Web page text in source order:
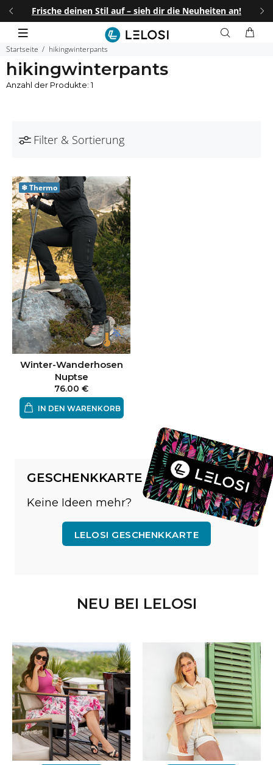
Frische deinen Stil auf – sieh dir die Neuheiten an!
Startseite hikingwinterpants
hikingwinterpants
Anzahl der Produkte: 1
Filter & Sortierung
❄Thermo
Winter-Wanderhosen
Nuptse
76.00 €
IN DEN WARENKORB
GESCHENKKARTE
Keine Ideen mehr?
LELOSI GESCHENKKARTE
NEU BEI LELOSI